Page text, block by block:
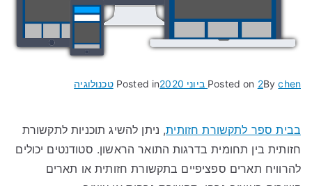
Bychen
Posted on 2 ביוני 2020 Posted in טכנולוגיה
בבית ספר לתקשורת חזותית, ניתן להשיג תוכניות לתקשורת
חזותית בין תחומית בדרגות התואר הראשון. סטודנטים יכולים
להרוויח תארים ספציפיים בתקשורת חזותית או תארים